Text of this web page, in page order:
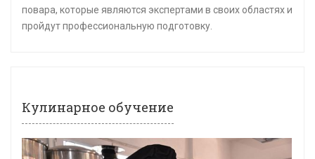
повара, которые являются экспертами в своих областях и
пройдут профессиональную подготовку.
Кулинарное обучение